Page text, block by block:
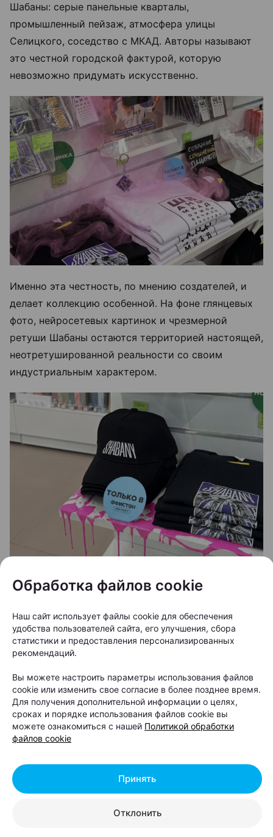
Шабаны: серые панельные кварталы,
промышленный пейзаж, атмосфера улицы
Селицкого, соседство с МКАД. Авторы называют
это честной городской фактурой, которую
невозможно придумать искусственно.
Именно эта честность, по мнению создателей, и
делает коллекцию особенной. На фоне глянцевых
фото, нейросетевых картинок и чрезмерной
ретуши Шабаны остаются территорией настоящей,
неотретушированной реальности со своим
индустриальным характером.
«Мы знаем, как любить Минск во всем
его многообразии — не только за
парадные фасады центра, но и за
честный, брутальный характер
спальных и промышленных районов.
Наш город — это не только проспект
Независимости и Троицкое
предместье. Это еще и Шабаны — со
всеми их легендами, индустриальным
характером, панельной эстетикой и
людьми, которые давно считают этот
район своим домом. Некоторые,
кажется, все еще воспринимают этот
район через устаревший образ
Обработка файлов cookie
Наш сайт использует файлы cookie для обеспечения
удобства пользователей сайта, его улучшения, сбора
статистики и предоставления персонализированных
рекомендаций.
Вы можете настроить параметры использования файлов
cookie или изменить свое согласие в более позднее время.
Для получения дополнительной информации о целях,
сроках и порядке использования файлов cookie вы
можете ознакомиться с нашей Политикой обработки
файлов cookie
Отклонить
Принять